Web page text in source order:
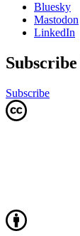
Bluesky
Mastodon
LinkedIn
Subscribe